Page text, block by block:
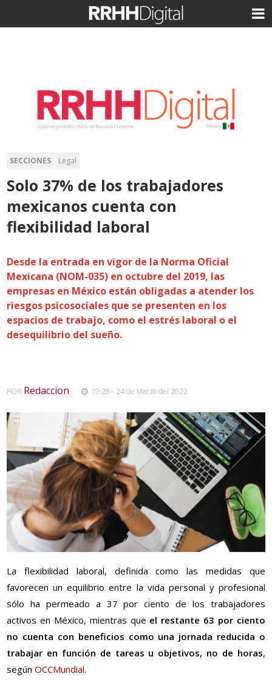
SECCIONES Legal
Solo 37% de los trabajadores
mexicanos cuenta con
flexibilidad laboral
Desde la entrada en vigor de la Norma Oficial
Mexicana (NOM-035) en octubre del 2019, las
empresas en México están obligadas a atender los
riesgos psicosociales que se presenten en los
espacios de trabajo, como el estrés laboral o el
desequilibrio del sueño.
POR Redaccion, 19:28 - 24 de Marzo del 2022
La flexibilidad laboral, definida como las medidas que
favorecen un equilibrio entre la vida personal y profesional
sólo ha permeado a 37 por ciento de los trabajadores
activos en México, mientras que el restante 63 por ciento
no cuenta con beneficios como una jornada reducida o
trabajar en función de tareas u objetivos, no de horas,
segúnOCCMundial.